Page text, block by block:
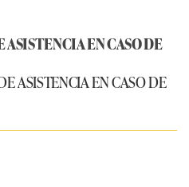
ASISTENCIA EN CASO DE